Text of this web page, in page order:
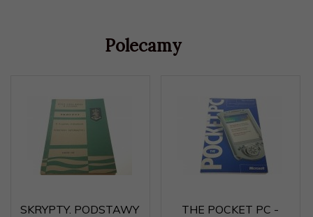
Polecamy
SKRYPTY. PODSTAWY
THE POCKET PC -